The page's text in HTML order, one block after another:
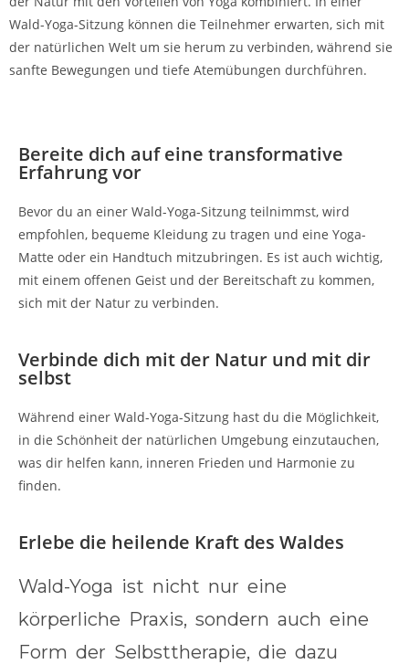
Wald-Yoga-Sitzung können die Teilnehmer erwarten, sich mit
der natürlichen Welt um sie herum zu verbinden, während sie
sanfte Bewegungen und tiefe Atemübungen durchführen.
Bereite dich auf eine transformative
Erfahrung vor
Bevor du an einer Wald-Yoga-Sitzung teilnimmst, wird
empfohlen, bequeme Kleidung zu tragen und eine Yoga-
Matte oder ein Handtuch mitzubringen. Es ist auch wichtig,
mit einem offenen Geist und der Bereitschaft zu kommen,
sich mit der Natur zu verbinden.
Verbinde dich mit der Natur und mit dir
selbst
Während einer Wald-Yoga-Sitzung hast du die Möglichkeit,
in die Schönheit der natürlichen Umgebung einzutauchen,
was dir helfen kann, inneren Frieden und Harmonie zu
finden.
Erlebe die heilende Kraft des Waldes
Wald-Yoga ist nicht nur eine
körperliche Praxis, sondern auch eine
Form der Selbsttherapie, die dazu